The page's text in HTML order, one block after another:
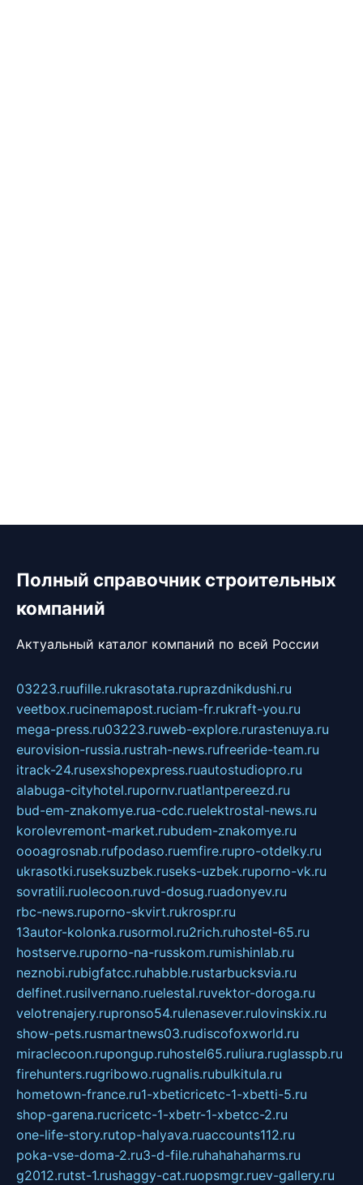
Полный справочник строительных
компаний
Актуальный каталог компаний по всей России
03223.ruufille.rukrasotata.ruprazdnikdushi.ru
veetbox.rucinemapost.ruciam-fr.rukraft-you.ru
mega-press.ru03223.ruweb-explore.rurastenuya.ru
eurovision-russia.rustrah-news.rufreeride-team.ru
itrack-24.rusexshopexpress.ruautostudiopro.ru
alabuga-cityhotel.rupornv.ruatlantpereezd.ru
bud-em-znakomye.rua-cdc.ruelektrostal-news.ru
korolevremont-market.rubudem-znakomye.ru
oooagrosnab.rufpodaso.ruemfire.rupro-otdelky.ru
ukrasotki.ruseksuzbek.ruseks-uzbek.ruporno-vk.ru
sovratili.ruolecoon.ruvd-dosug.ruadonyev.ru
rbc-news.ruporno-skvirt.rukrospr.ru
13autor-kolonka.rusormol.ru2rich.ruhostel-65.ru
hostserve.ruporno-na-russkom.rumishinlab.ru
neznobi.rubigfatcc.ruhabble.rustarbucksvia.ru
delfinet.rusilvernano.ruelestal.ruvektor-doroga.ru
velotrenajery.rupronso54.rulenasever.rulovinskix.ru
show-pets.rusmartnews03.rudiscofoxworld.ru
miraclecoon.rupongup.ruhostel65.ruliura.ruglasspb.ru
firehunters.rugribowo.rugnalis.rubulkitula.ru
hometown-france.ru1-xbeticricetc-1-xbetti-5.ru
shop-garena.rucricetc-1-xbetr-1-xbetcc-2.ru
one-life-story.rutop-halyava.ruaccounts112.ru
poka-vse-doma-2.ru3-d-file.ruhahahaharms.ru
g2012.rutst-1.rushaggy-cat.ruopsmgr.ruev-gallery.ru